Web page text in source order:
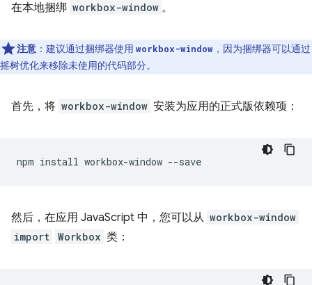
在本地捆绑 workbox-window 。
注意 ：建议通过捆绑器使用 workbox-window ，因为捆绑器可以通过
摇树优化来移除未使用的代码部分。
首先，将 workbox-window 安装为应用的正式版依赖项：
npm install workbox-window
然后，在应用 JavaScript 中，您可以从 workbox-window
import
Workbox 类：